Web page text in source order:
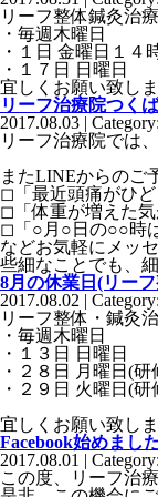
リーフ整体鍼灸治
・毎週木曜日
・１日 金曜日１４
・１７日 日曜日
宜しくお願い致し
リーフ治療院つく
2017.08.03 | Category:
リーフ治療院では
またLINEからのご
◻︎「最近頭痛がひど
◻︎「体重が増えた気
◻︎「○月○日の○○時
などお気軽にメ
些細なことでも、
8月の休業日(リー
2017.08.02 | Category:
リーフ整体・鍼灸
・毎週木曜日
・１３日 日曜日
・２８日 月曜日(
・２９日 火曜日(
宜しくお願い致し
Facebook始めまし
2017.08.01 | Category:
この度、リーフ治